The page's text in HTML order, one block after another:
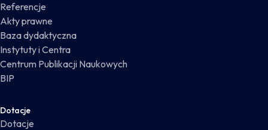
Referencje
Akty prawne
Baza dydaktyczna
Instytuty i Centra
Centrum Publikacji Naukowych
BIP
Dotacje
Dotacje